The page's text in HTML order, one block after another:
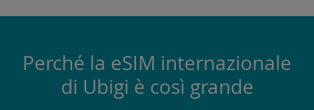
Perché la eSIM internazionale
di Ubigi è così grande